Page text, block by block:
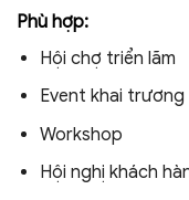
Phù hợp:
Hội chợ triển lãm
Event khai trương
Workshop
Hội nghị khách